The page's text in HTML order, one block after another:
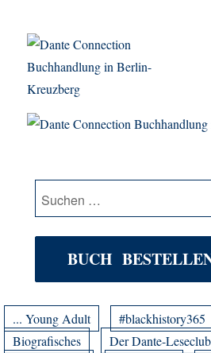
Dante Connection
Suche
nach:
BUCH
... Young Adult #blackhistory365
Biografisches
Der Dante-Leseclub